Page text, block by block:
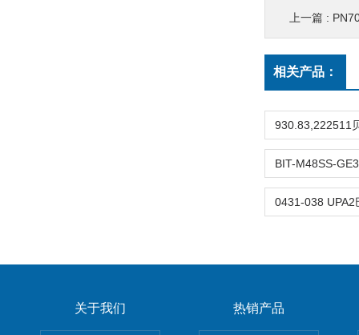
上一篇 :
相关产品：
关于我们 热销产品